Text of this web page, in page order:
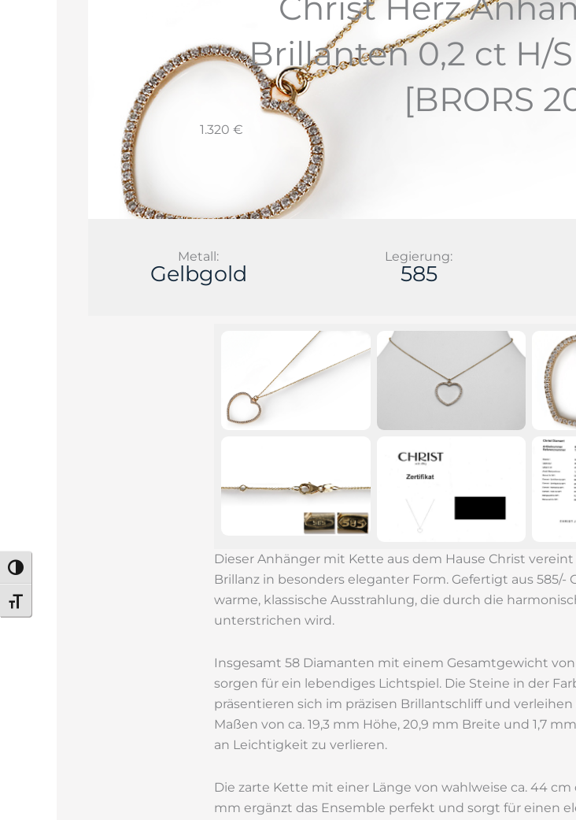
Umschalten auf hohe Kontraste
Schrift vergrößern
Brillanten 0,2 ct H/
[BRORS
1.320 €
Metall:
Gelbgold
Legierung:
585
Dieser Anhänger mit Kette aus dem Hause Christ
Brillanz in besonders eleganter Form. Gefertigt aus
warme, klassische Ausstrahlung, die durch die
unterstrichen wird.
Insgesamt 58 Diamanten mit einem Gesamtgewicht
sorgen für ein lebendiges Lichtspiel. Die Steine in der
präsentieren sich im präzisen Brillantschliff und
Maßen von ca. 19,3 mm Höhe, 20,9 mm Breite und 1,7
an Leichtigkeit zu verlieren.
Die zarte Kette mit einer Länge von wahlweise ca. 44
mm ergänzt das Ensemble perfekt und sorgt für einen